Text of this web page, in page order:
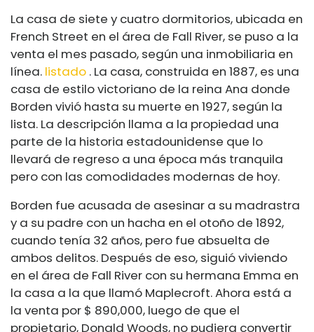
La casa de siete y cuatro dormitorios, ubicada en
French Street en el área de Fall River, se puso a la
venta el mes pasado, según una inmobiliaria en
línea. listado . La casa, construida en 1887, es una
casa de estilo victoriano de la reina Ana donde
Borden vivió hasta su muerte en 1927, según la
lista. La descripción llama a la propiedad una
parte de la historia estadounidense que lo
llevará de regreso a una época más tranquila
pero con las comodidades modernas de hoy.
Borden fue acusada de asesinar a su madrastra
y a su padre con un hacha en el otoño de 1892,
cuando tenía 32 años, pero fue absuelta de
ambos delitos. Después de eso, siguió viviendo
en el área de Fall River con su hermana Emma en
la casa a la que llamó Maplecroft. Ahora está a
la venta por $ 890,000, luego de que el
propietario, Donald Woods, no pudiera convertir